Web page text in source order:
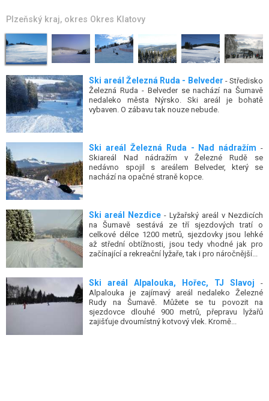
Plzeňský kraj, okres Okres Klatovy
Ski areál Železná Ruda - Belveder - Středisko
Železná Ruda - Belveder se nachází na Šumavě
nedaleko města Nýrsko. Ski areál je bohatě
vybaven. O zábavu tak nouze nebude.
Ski areál Železná Ruda - Nad nádražím -
Skiareál Nad nádražím v Železné Rudě se
nedávno spojil s areálem Belveder, který se
nachází na opačné straně kopce.
Ski areál Nezdice - Lyžařský areál v Nezdicích
na Šumavě sestává ze tří sjezdových tratí o
celkové délce 1200 metrů, sjezdovky jsou lehké
až střední obtížnosti, jsou tedy vhodné jak pro
začínající a rekreační lyžaře, tak i pro náročnější...
Ski areál Alpalouka, Hořec, TJ Slavoj -
Alpalouka je zajímavý areál nedaleko Železné
Rudy na Šumavě. Můžete se tu povozit na
sjezdovce dlouhé 900 metrů, přepravu lyžařů
zajišťuje dvoumístný kotvový vlek. Kromě...